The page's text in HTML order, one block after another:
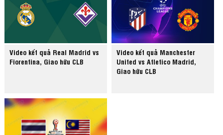
Video kết quả Real Madrid vs
Fiorentina, Giao hữu CLB
Video kết quả Manchester
United vs Atletico Madrid,
Giao hữu CLB